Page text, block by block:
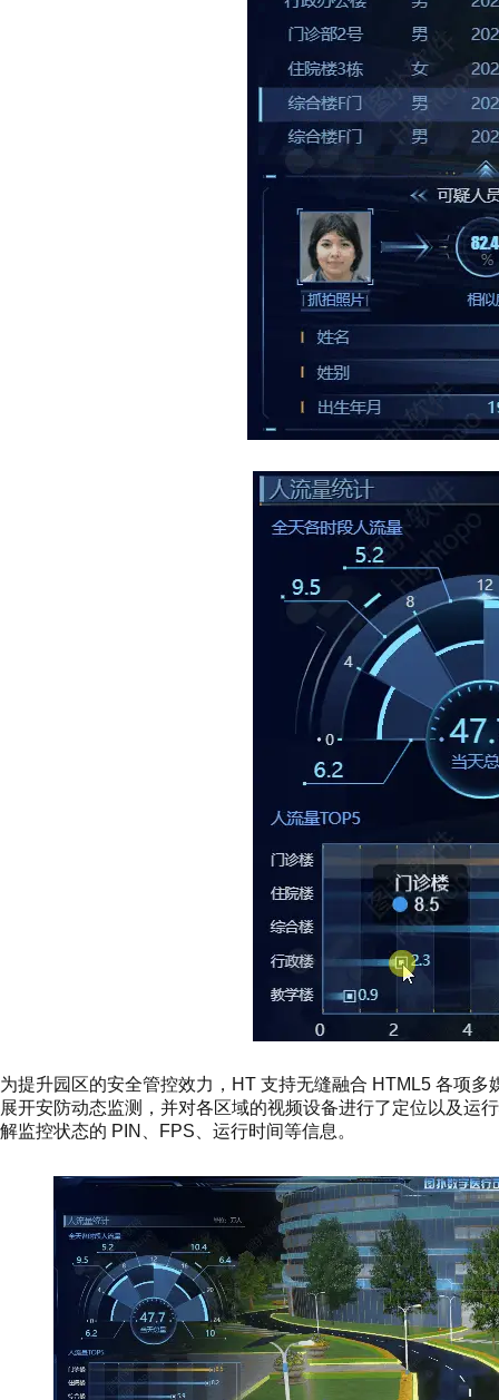
为提升园区的安全管控效力，HT 支持无缝融合 HTML5 各项
展开安防动态监测，并对各区域的视频设备进行了定位以及运
解监控状态的 PIN、FPS、运行时间等信息。